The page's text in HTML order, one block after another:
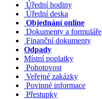
Úřední hodiny
Úřední deska
Objednání online
Dokumenty a formuláře
Finanční dokumenty
Odpady
Místní poplatky
Pohotovost
Veřejné zakázky
Povinné informace
Přestupky